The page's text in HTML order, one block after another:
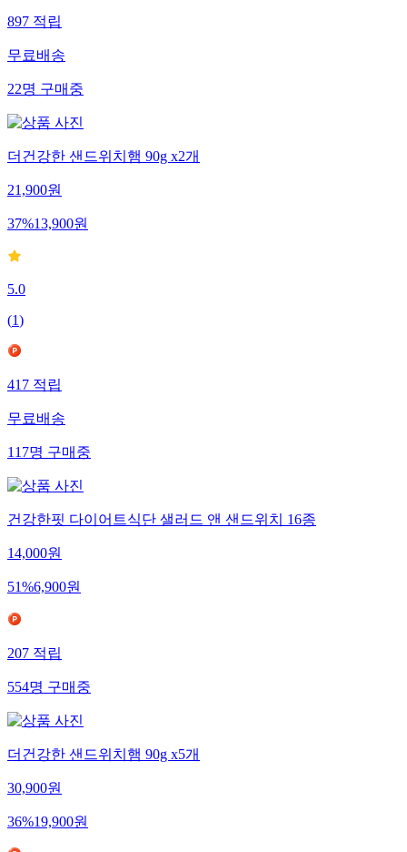
897적립
무료배송
22명구매중
더건강한 샌드위치햄 90g x2개
21,900원
37%13,900원
5.0
(1)
417적립
무료배송
117명구매중
건강한핏 다이어트식단 샐러드 앤 샌드위치 16종
14,000원
51%6,900원
207적립
554명구매중
더건강한 샌드위치햄 90g x5개
30,900원
36%19,900원